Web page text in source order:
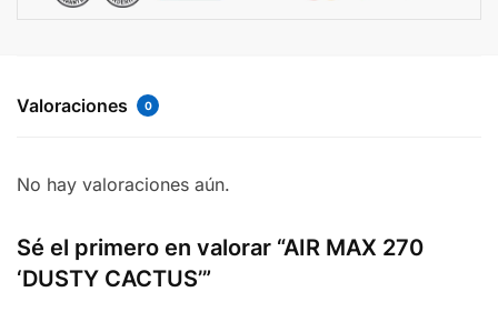
Valoraciones 0
No hay valoraciones aún.
Sé el primero en valorar “AIR MAX 270
‘DUSTY CACTUS’”